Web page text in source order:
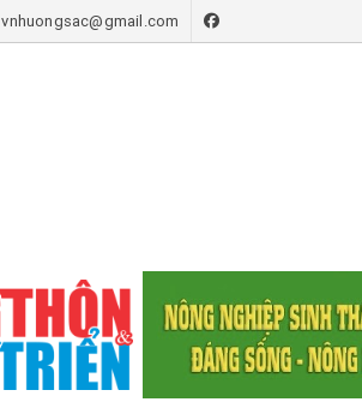
vnhuongsac@gmail.com